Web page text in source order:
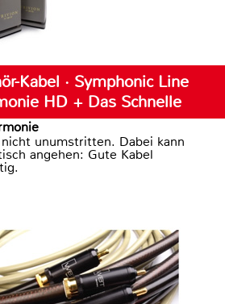
Kabel · Symphonic Line
HD + Das Schnelle
unumstritten. Dabei kann
angehen: Gute Kabel